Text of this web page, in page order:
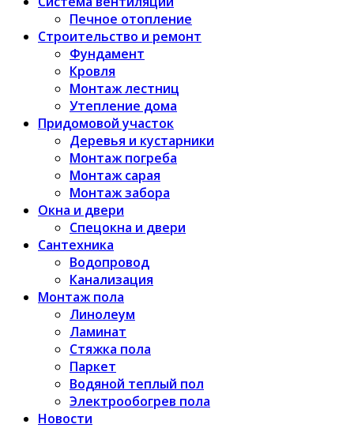
Печное отопление
Строительство и ремонт
Фундамент
Кровля
Монтаж лестниц
Утепление дома
Придомовой участок
Деревья и кустарники
Монтаж погреба
Монтаж сарая
Монтаж забора
Окна и двери
Спецокна и двери
Сантехника
Водопровод
Канализация
Монтаж пола
Линолеум
Ламинат
Стяжка пола
Паркет
Водяной теплый пол
Электрообогрев пола
Новости